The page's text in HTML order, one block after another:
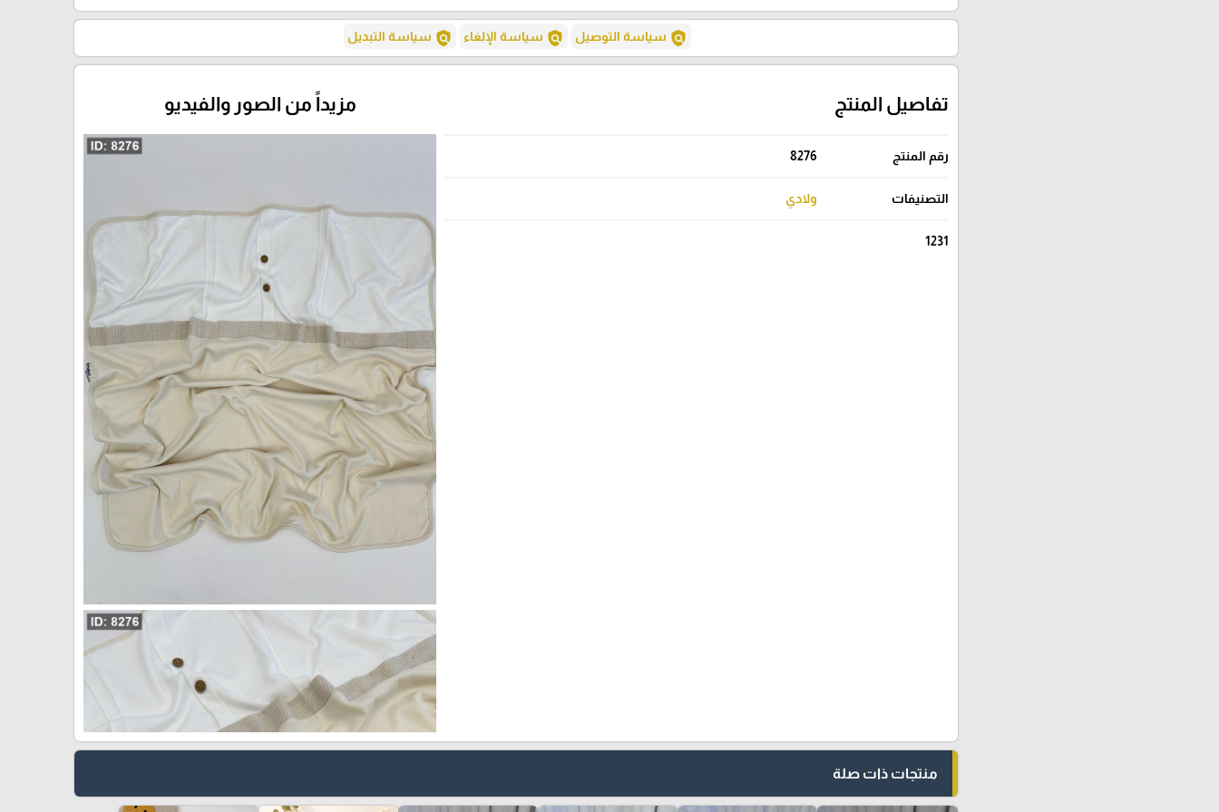
policy سياسة التوصيل policy سياسة الإلغاء policy سياسة التبديل
تفاصيل المنتج
رقم المنتج 8276
التصنيفات ولادي
1231
مزيداً من الصور والفيديو
منتجات ذات صلة